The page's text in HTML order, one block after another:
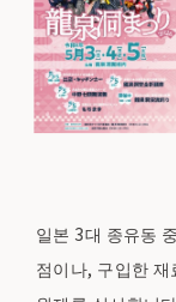
일본 3대 종유동
점이나, 구입한